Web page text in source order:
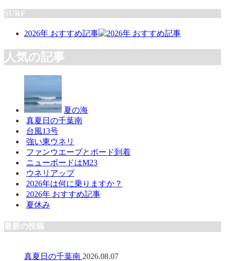
SURF
2026年 おすすめ記事
人気の記事
夏の海
真夏日の千葉南
台風13号
強い東ウネリ
ファンウエーブとボード到着
ニューボードはM23
ウネリアップ
2026年は何に乗りますか？
2026年 おすすめ記事
夏休み
最新の投稿
真夏日の千葉南 2026.08.07